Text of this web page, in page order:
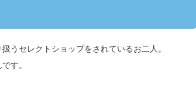
うセレクトショップをされているお二人。
す。